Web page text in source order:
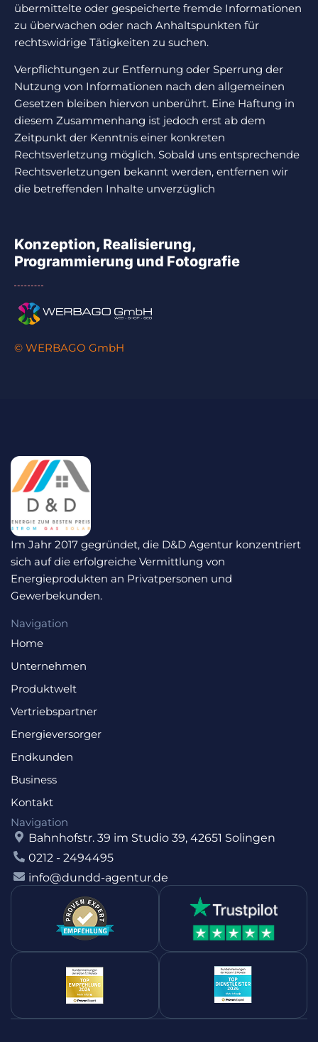
übermittelte oder gespeicherte fremde Informationen
zu überwachen oder nach Anhaltspunkten für
rechtswidrige Tätigkeiten zu suchen.
Verpflichtungen zur Entfernung oder Sperrung der
Nutzung von Informationen nach den allgemeinen
Gesetzen bleiben hiervon unberührt. Eine Haftung in
diesem Zusammenhang ist jedoch erst ab dem
Zeitpunkt der Kenntnis einer konkreten
Rechtsverletzung möglich. Sobald uns entsprechende
Rechtsverletzungen bekannt werden, entfernen wir
die betreffenden Inhalte unverzüglich
Konzeption, Realisierung,
Programmierung und Fotografie
© WERBAGO GmbH
Im Jahr 2017 gegründet, die D&D Agentur konzentriert
sich auf die erfolgreiche Vermittlung von
Energieprodukten an Privatpersonen und
Gewerbekunden.
Navigation
Home
Unternehmen
Produktwelt
Vertriebspartner
Energieversorger
Endkunden
Business
Kontakt
Navigation
Bahnhofstr. 39 im Studio 39, 42651 Solingen
0212 - 2494495
info@dundd-agentur.de